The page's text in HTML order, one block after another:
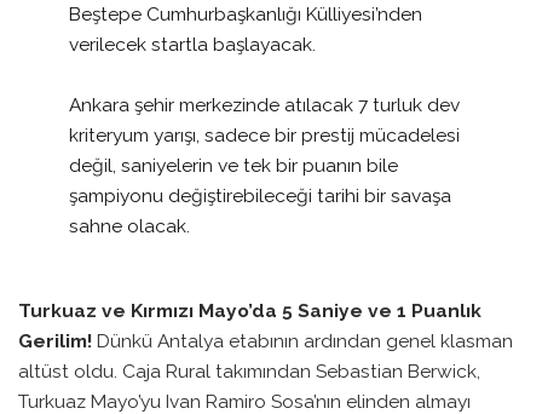
Beştepe Cumhurbaşkanlığı Külliyesi’nden
verilecek startla başlayacak.
Ankara şehir merkezinde atılacak 7 turluk dev
kriteryum yarışı, sadece bir prestij mücadelesi
değil, saniyelerin ve tek bir puanın bile
şampiyonu değiştirebileceği tarihi bir savaşa
sahne olacak.
Turkuaz ve Kırmızı Mayo’da 5 Saniye ve 1 Puanlık
Gerilim! Dünkü Antalya etabının ardından genel klasman
altüst oldu. Caja Rural takımından Sebastian Berwick,
Turkuaz Mayo’yu Ivan Ramiro Sosa’nın elinden almayı